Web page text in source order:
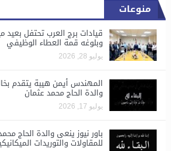
منوعات
قيادات برج العرب تحتفل بعيد
وبلوغه قمة العطاء الوظيفي
يوليو 28, 2026
المهندس أيمن هيبة يتقدم
والدة الحاج محمد عثمان
يوليو 17, 2026
باور نيوز ينعى والدة الحاج
للمقاولات والتوريدات